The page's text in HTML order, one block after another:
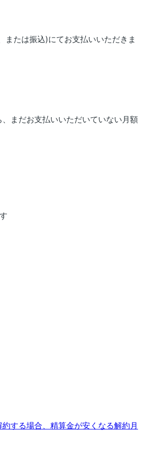
たは振込)にてお支払いいただきま
まだお支払いいただいていない月額
する場合、精算金が安くなる解約月